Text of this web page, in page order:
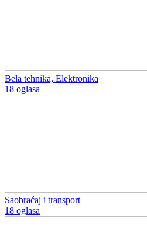
Bela tehnika, Elektronika
18 oglasa
Saobraćaj i transport
18 oglasa